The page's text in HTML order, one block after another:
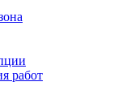
работ